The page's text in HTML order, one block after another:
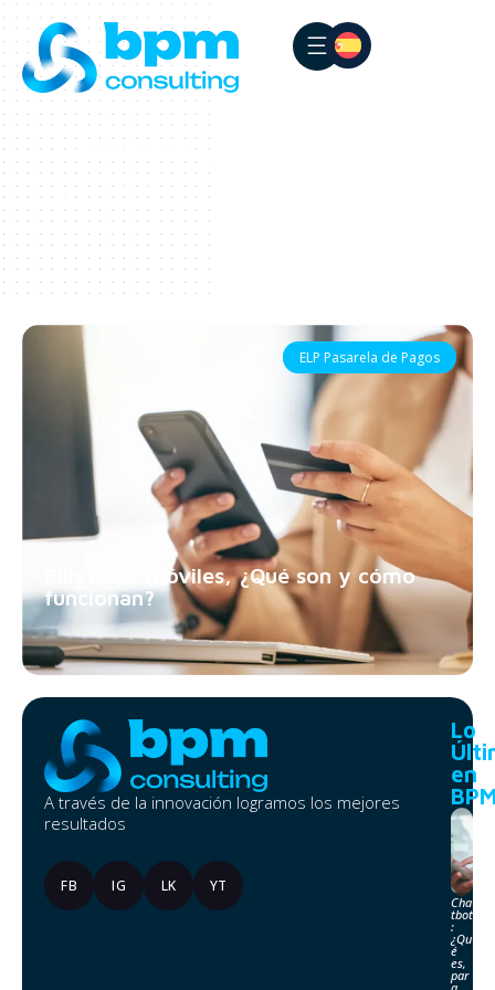
VOLVER A
INSIGHTS
ELP Pasarela de Pagos
Billeteras móviles, ¿Qué son y cómo
funcionan?
A través de la innovación logramos los mejores
resultados
FB IG LK YT
Lo
en
Cha
tbot
:
¿Qu
é
es,
par